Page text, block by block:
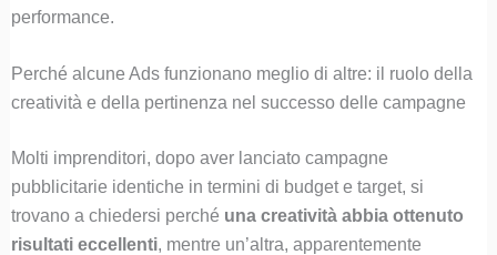
performance.
Perché alcune Ads funzionano meglio di altre: il ruolo della
creatività e della pertinenza nel successo delle campagne
Molti imprenditori, dopo aver lanciato campagne
pubblicitarie identiche in termini di budget e target, si
trovano a chiedersi perché una creatività abbia ottenuto
risultati eccellenti, mentre un’altra, apparentemente